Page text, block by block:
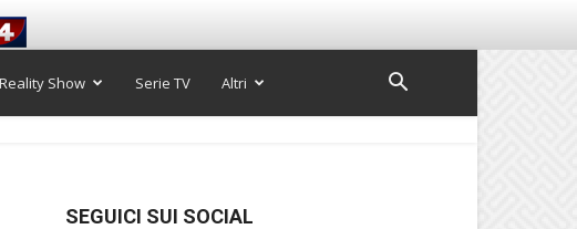
Reality Show Serie TV Altri
SEGUICI SUI SOCIAL